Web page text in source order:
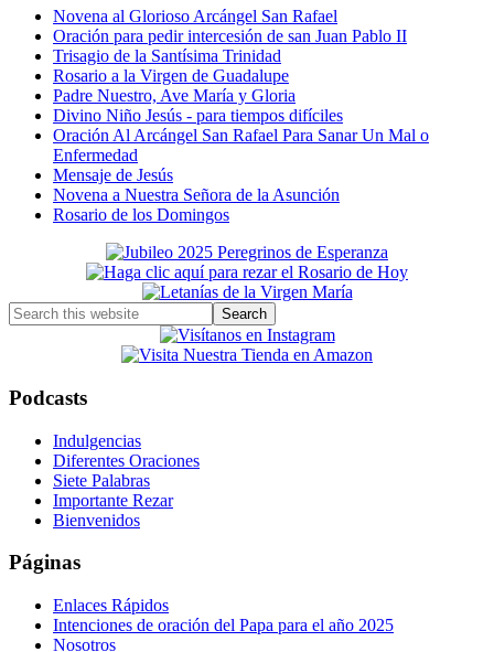
Novena al Glorioso Arcángel San Rafael
Oración para pedir intercesión de san Juan Pablo II
Trisagio de la Santísima Trinidad
Rosario a la Virgen de Guadalupe
Padre Nuestro, Ave María y Gloria
Divino Niño Jesús - para tiempos difíciles
Oración Al Arcángel San Rafael Para Sanar Un Mal o
Enfermedad
Mensaje de Jesús
Novena a Nuestra Señora de la Asunción
Rosario de los Domingos
Primary
Sidebar
Search
this
Podcasts
Indulgencias
Diferentes Oraciones
Siete Palabras
Importante Rezar
Bienvenidos
Páginas
Enlaces Rápidos
Intenciones de oración del Papa para el año 2025
Nosotros